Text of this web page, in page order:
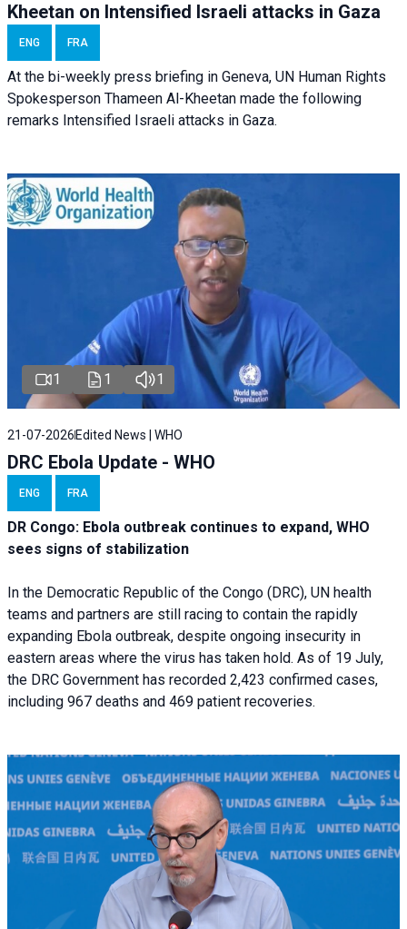
Kheetan on Intensified Israeli attacks in Gaza
ENG FRA
At the bi-weekly press briefing in Geneva, UN Human Rights
Spokesperson Thameen Al-Kheetan made the following
remarks Intensified Israeli attacks in Gaza.
1 1 1
21-07-2026 Edited News | WHO
DRC Ebola Update - WHO
ENG FRA
DR Congo: Ebola outbreak continues to expand, WHO
sees signs of stabilization
In the Democratic Republic of the Congo (DRC), UN health
teams and partners are still racing to contain the rapidly
expanding Ebola outbreak, despite ongoing insecurity in
eastern areas where the virus has taken hold. As of 19 July,
the DRC Government has recorded 2,423 confirmed cases,
including 967 deaths and 469 patient recoveries.